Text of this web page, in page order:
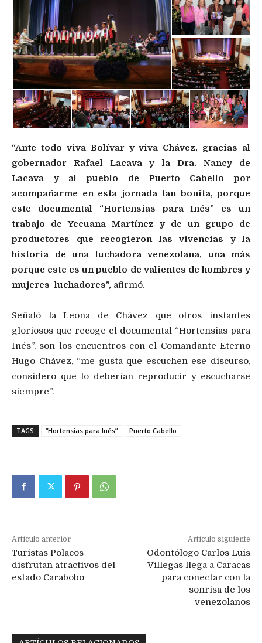
“Ante todo viva Bolívar y viva Chávez, gracias al
gobernador Rafael Lacava y la Dra. Nancy de
Lacava y al pueblo de Puerto Cabello por
acompañarme en esta jornada tan bonita, porque
este documental “Hortensias para Inés” es un
trabajo de Yecuana Martínez y de un grupo de
productores que recogieron las vivencias y la
historia de una luchadora venezolana, una más
porque este es un pueblo de valientes de hombres y
mujeres luchadores”, afirmó.
Señaló la Leona de Chávez que otros instantes
gloriosos que recoge el documental “Hortensias para
Inés”, son los encuentros con el Comandante Eterno
Hugo Chávez, “me gusta que escuchen ese discurso,
considero que lo deberían reproducir y escucharse
siempre”.
TAGS “Hortensias para Inés” Puerto Cabello
Artículo anterior
Turistas Polacos
disfrutan atractivos del
estado Carabobo
Artículo siguiente
Odontólogo Carlos Luis
Villegas llega a Caracas
para conectar con la
sonrisa de los
venezolanos